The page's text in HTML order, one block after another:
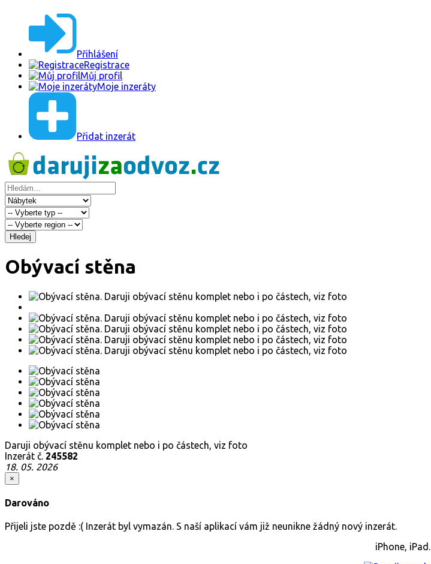
Přihlášení
Registrace
Můj profil
Moje inzeráty
Přidat inzerát
Hledej
Obývací stěna
Daruji obývací stěnu komplet nebo i po částech, viz foto
Inzerát č. 245582
18. 05. 2026
×
Darováno
Přijeli jste pozdě :( Inzerát byl vymazán. S naší aplikací vám již neunikne žádný nový inzerát.
iPhone, iPad.